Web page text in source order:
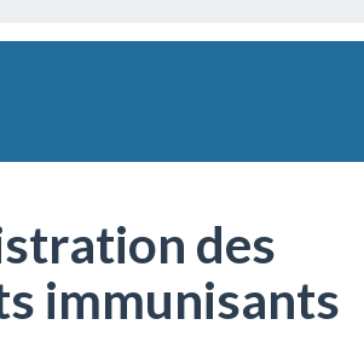
des
immunisants